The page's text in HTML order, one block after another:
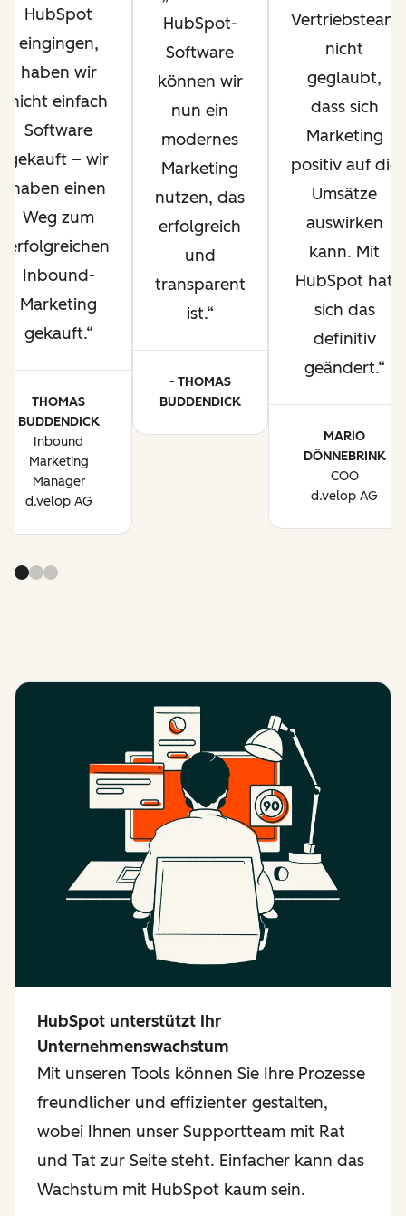
HubSpot
eingingen,
haben wir
nicht einfach
Software
gekauft – wir
haben einen
Weg zum
erfolgreichen
Inbound-
Marketing
gekauft.
THOMAS
BUDDENDICK
Inbound
Marketing
Manager
d.velop AG
HubSpot-
Software
können wir
nun ein
modernes
Marketing
nutzen, das
erfolgreich
und
transparent
ist.
- THOMAS
BUDDENDICK
Vertriebsteam
nicht
geglaubt,
dass sich
Marketing
positiv auf die
Umsätze
auswirken
kann. Mit
HubSpot hat
sich das
definitiv
geändert.
MARIO
DÖNNEBRINK
COO
d.velop AG
HubSpot unterstützt Ihr
Unternehmenswachstum
Mit unseren Tools können Sie Ihre Prozesse
freundlicher und effizienter gestalten,
wobei Ihnen unser Supportteam mit Rat
und Tat zur Seite steht. Einfacher kann das
Wachstum mit HubSpot kaum sein.